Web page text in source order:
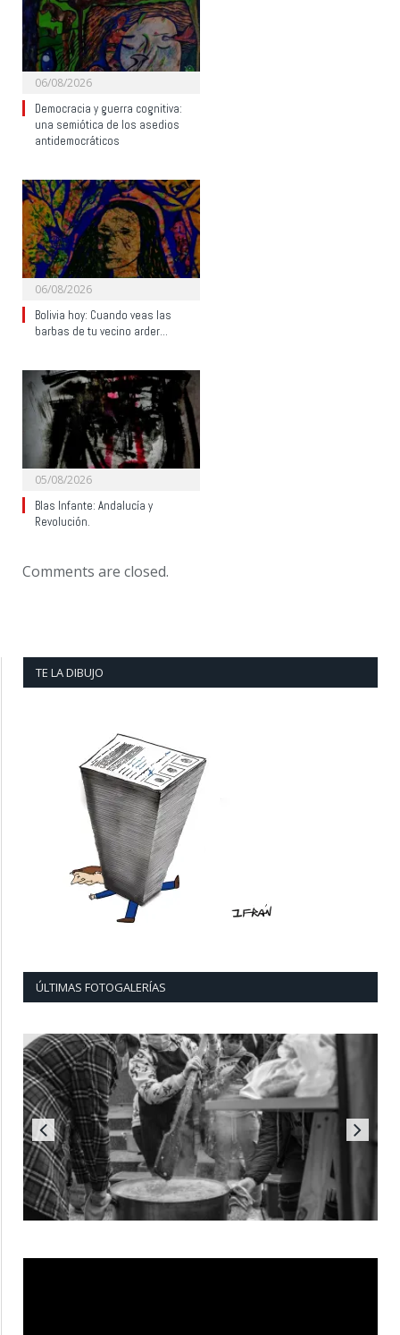
06/08/2026
Democracia y guerra cognitiva:
una semiótica de los asedios
antidemocráticos
06/08/2026
Bolivia hoy: Cuando veas las
barbas de tu vecino arder…
05/08/2026
Blas Infante: Andalucía y
Revolución.
Comments are closed.
TE LA DIBUJO
ÚLTIMAS FOTOGALERÍAS